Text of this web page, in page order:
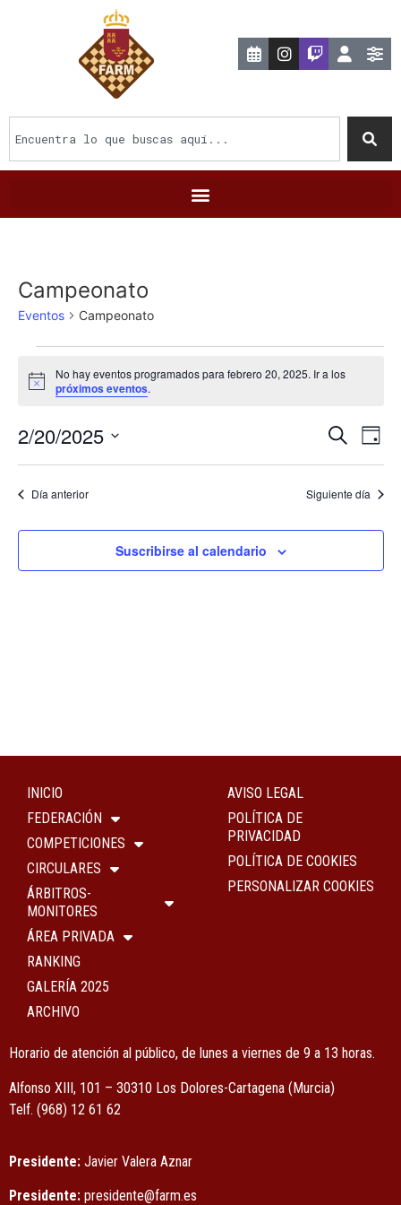
Campeonato
Eventos Campeonato
Aviso
No hay eventos programados para febrero 20, 2025. Ir a los
próximos eventos.
de
y
Buscar
de
de
Día
2/20/2025
la
fecha.
Día anterior Siguiente día
Suscribirse al calendario
INICIO
FEDERACIÓN
COMPETICIONES
CIRCULARES
ÁRBITROS-
MONITORES
ÁREA PRIVADA
RANKING
GALERÍA 2025
ARCHIVO
AVISO LEGAL
POLÍTICA DE
PRIVACIDAD
POLÍTICA DE COOKIES
PERSONALIZAR COOKIES
Horario de atención al público, de lunes a viernes de 9 a 13 horas.
Alfonso XIII, 101 – 30310 Los Dolores-Cartagena (Murcia)
Telf. (968) 12 61 62
Presidente: Javier Valera Aznar
Presidente: presidente@farm.es